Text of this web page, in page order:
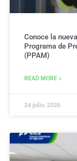
Conoce la
Programa de
(PPAM)
READ MORE »
24 julio, 2026